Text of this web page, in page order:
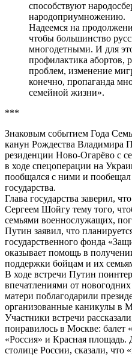
способствуют
народоприумножению.
Надеемся на
чтобы большинство
многодетными. И для
профилактика
проблем, изменение
конечно, пропаганда
семейной жизни».
***
Знаковым событием Года
канун Рождества Владимира
резиденции Ново-Огарёво с
в ходе спецоперации на
пообщался с ними и
государства.
Глава государства заверил,
Сергеем Шойгу тему того,
семьями военнослужащих,
Путин заявил, что
государственного фонда
оказывает помощь в
поддержки бойцам и их
В ходе встречи Путин
впечатлениями от
матери поблагодарили
организованные каникулы в
Участники встречи
понравилось в Москве: балет
«Россия» и Красная площадь.
столице России, сказали, что